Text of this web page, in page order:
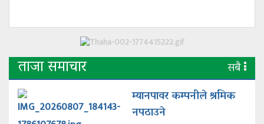
ताजा समाचार सबै
म्यानपावर कम्पनीले श्रमिक
नपठाउने